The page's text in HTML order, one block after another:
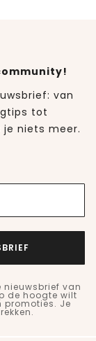
van
tot
niets meer.
van
de hoogte wilt
promoties. Je